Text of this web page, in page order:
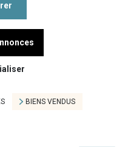
BIENS VENDUS